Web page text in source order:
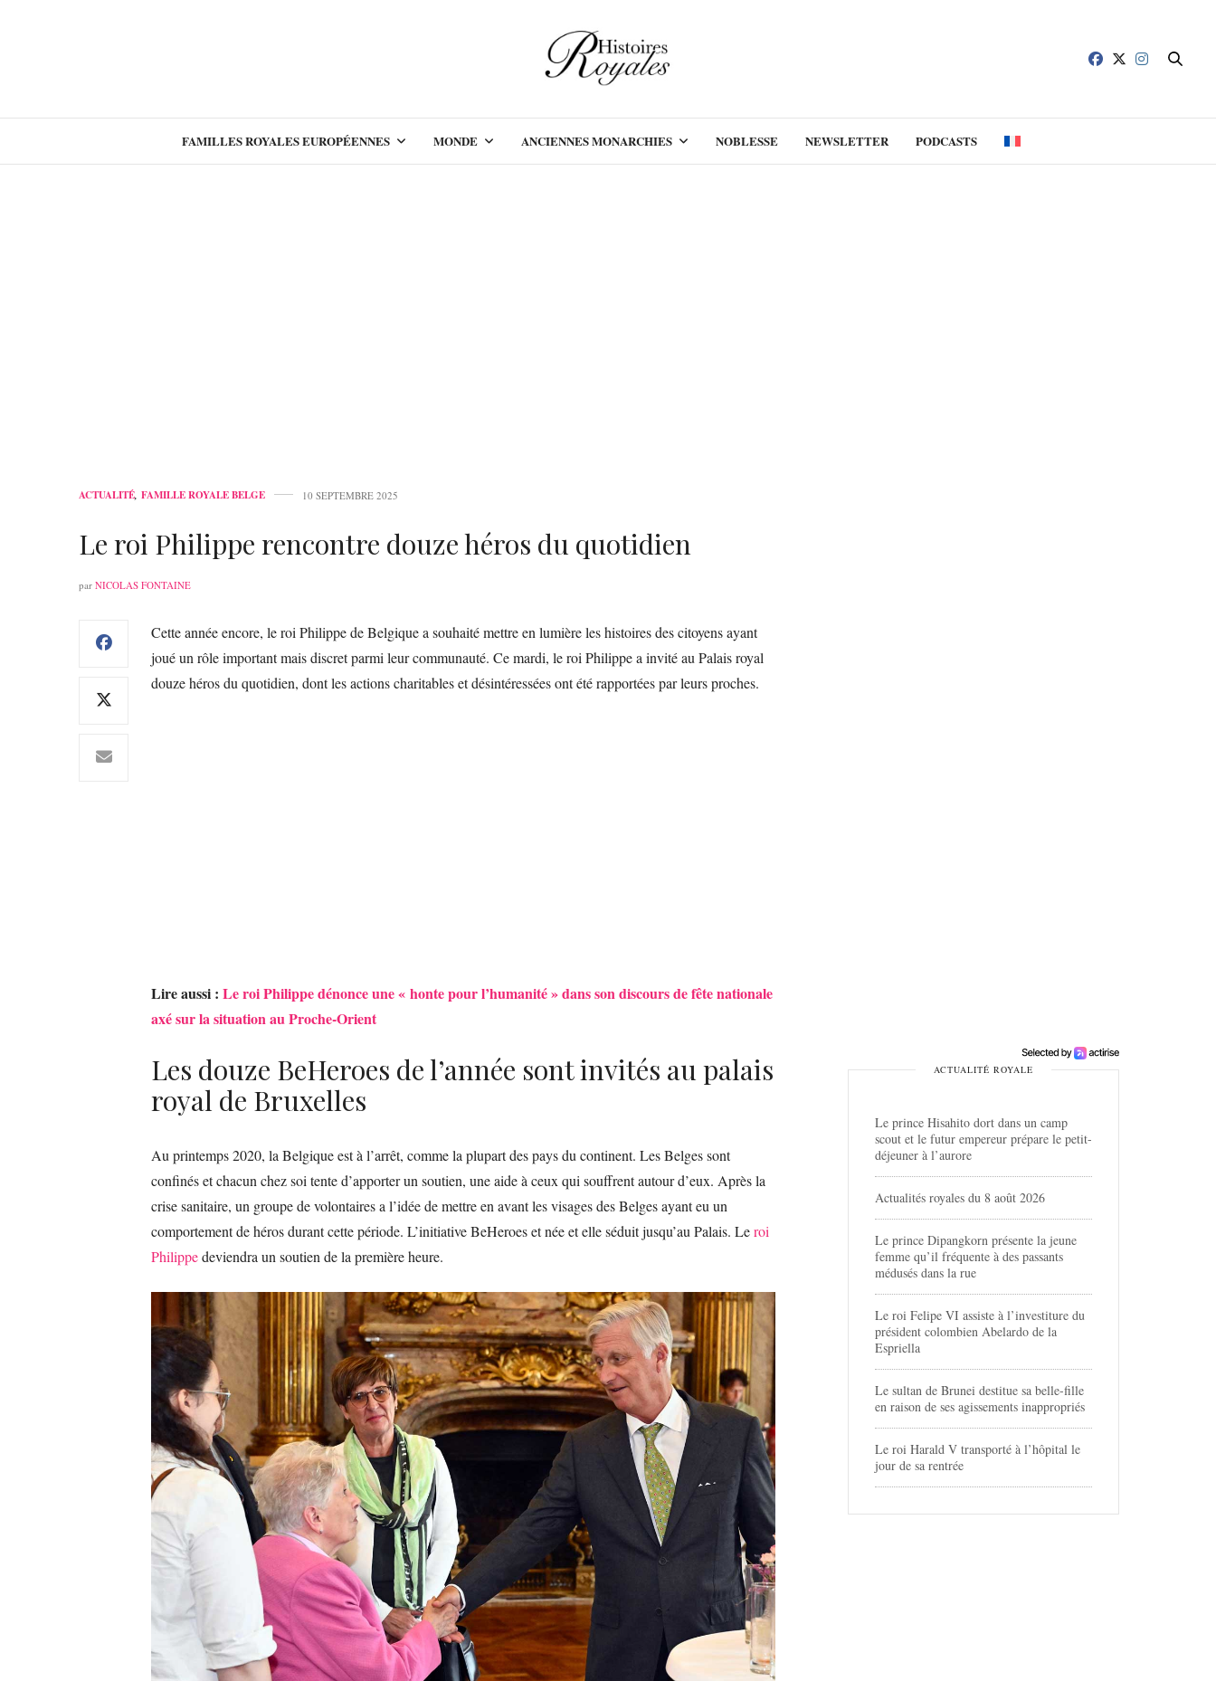
FAMILLES ROYALES EUROPÉENNES MONDE ANCIENNES MONARCHIES NOBLESSE NEWSLETTER PODCASTS
ACTUALITÉ, FAMILLE ROYALE BELGE 10 SEPTEMBRE 2025
Le roi Philippe rencontre douze héros du quotidien
par NICOLAS FONTAINE
Cette année encore, le roi Philippe de Belgique a souhaité mettre en lumière les histoires des citoyens ayant
joué un rôle important mais discret parmi leur communauté. Ce mardi, le roi Philippe a invité au Palais royal
douze héros du quotidien, dont les actions charitables et désintéressées ont été rapportées par leurs proches.
Lire aussi : Le roi Philippe dénonce une « honte pour l’humanité » dans son discours de fête nationale
axé sur la situation au Proche-Orient
Les douze BeHeroes de l’année sont invités au palais
royal de Bruxelles
Au printemps 2020, la Belgique est à l’arrêt, comme la plupart des pays du continent. Les Belges sont
confinés et chacun chez soi tente d’apporter un soutien, une aide à ceux qui souffrent autour d’eux. Après la
crise sanitaire, un groupe de volontaires a l’idée de mettre en avant les visages des Belges ayant eu un
comportement de héros durant cette période. L’initiative BeHeroes et née et elle séduit jusqu’au Palais. Leroi
Philippedeviendra un soutien de la première heure.
ACTUALITÉ ROYALE
Le prince Hisahito dort dans un camp
scout et le futur empereur prépare le petit-
déjeuner à l’aurore
Actualités royales du 8 août 2026
Le prince Dipangkorn présente la jeune
femme qu’il fréquente à des passants
médusés dans la rue
Le roi Felipe VI assiste à l’investiture du
président colombien Abelardo de la
Espriella
Le sultan de Brunei destitue sa belle-fille
en raison de ses agissements inappropriés
Le roi Harald V transporté à l’hôpital le
jour de sa rentrée